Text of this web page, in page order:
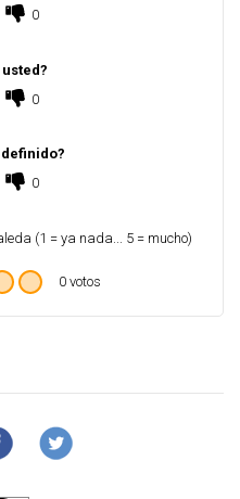
0
usted?
0
definido?
0
(1 = ya nada... 5 = mucho)
0 votos